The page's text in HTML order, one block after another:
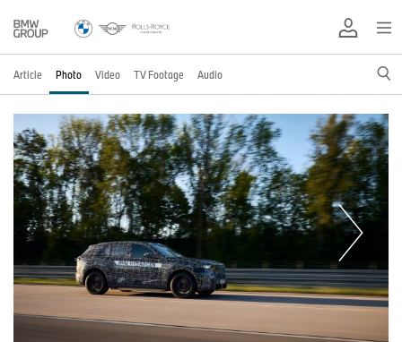
Article Photo Video TV Footage Audio